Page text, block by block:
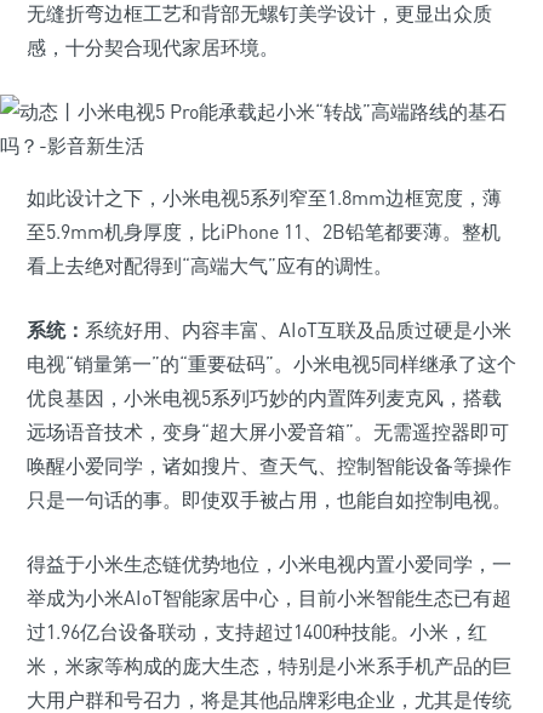
无缝折弯边框工艺和背部无螺钉美学设计，更显出众质
感，十分契合现代家居环境。
如此设计之下，小米电视5系列窄至1.8mm边框宽度，薄
至5.9mm机身厚度，比iPhone 11、2B铅笔都要薄。整机
看上去绝对配得到“高端大气”应有的调性。
系统： 系统好用、内容丰富、AIoT互联及品质过硬是小米
电视“销量第一”的“重要砝码”。小米电视5同样继承了这个
优良基因，小米电视5系列巧妙的内置阵列麦克风，搭载
远场语音技术，变身“超大屏小爱音箱”。无需遥控器即可
唤醒小爱同学，诸如搜片、查天气、控制智能设备等操作
只是一句话的事。即使双手被占用，也能自如控制电视。
得益于小米生态链优势地位，小米电视内置小爱同学，一
举成为小米AIoT智能家居中心，目前小米智能生态已有超
过1.96亿台设备联动，支持超过1400种技能。小米，红
米，米家等构成的庞大生态，特别是小米系手机产品的巨
大用户群和号召力，将是其他品牌彩电企业，尤其是传统